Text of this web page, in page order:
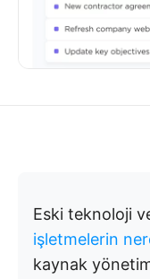
Eski teknoloji
işletmelerin
kaynak